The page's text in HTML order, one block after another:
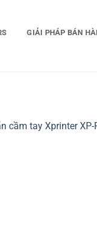
GIẢI PHÁP BÁN
cầm tay Xprinter